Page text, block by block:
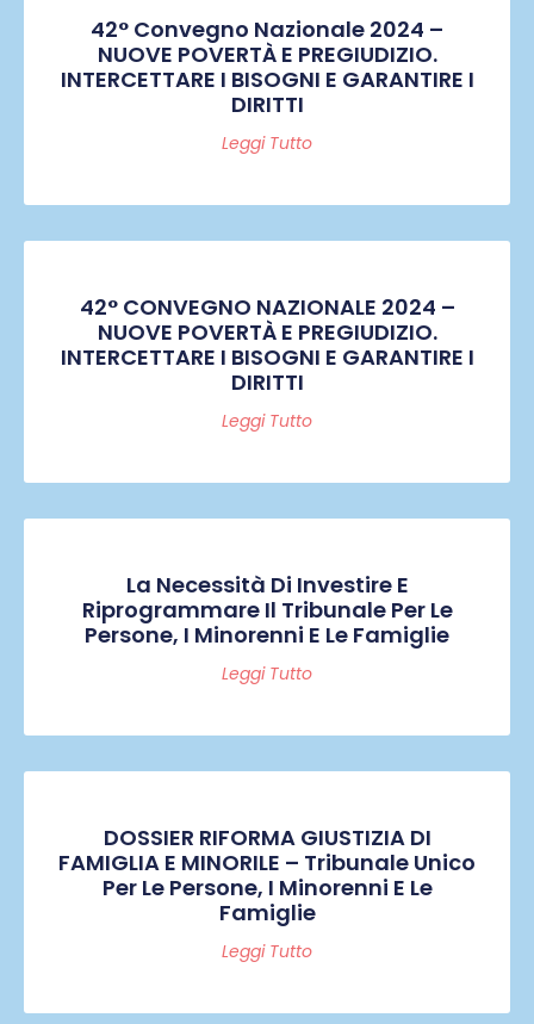
42° Convegno Nazionale 2024 –
NUOVE POVERTÀ E PREGIUDIZIO.
INTERCETTARE I BISOGNI E GARANTIRE I
DIRITTI
Leggi Tutto
42° CONVEGNO NAZIONALE 2024 –
NUOVE POVERTÀ E PREGIUDIZIO.
INTERCETTARE I BISOGNI E GARANTIRE I
DIRITTI
Leggi Tutto
La Necessità Di Investire E
Riprogrammare Il Tribunale Per Le
Persone, I Minorenni E Le Famiglie
Leggi Tutto
DOSSIER RIFORMA GIUSTIZIA DI
FAMIGLIA E MINORILE – Tribunale Unico
Per Le Persone, I Minorenni E Le
Famiglie
Leggi Tutto